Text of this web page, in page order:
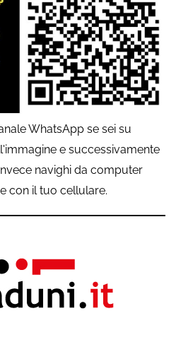
WhatsApp se sei su
e successivamente
navighi da computer
con il tuo cellulare.